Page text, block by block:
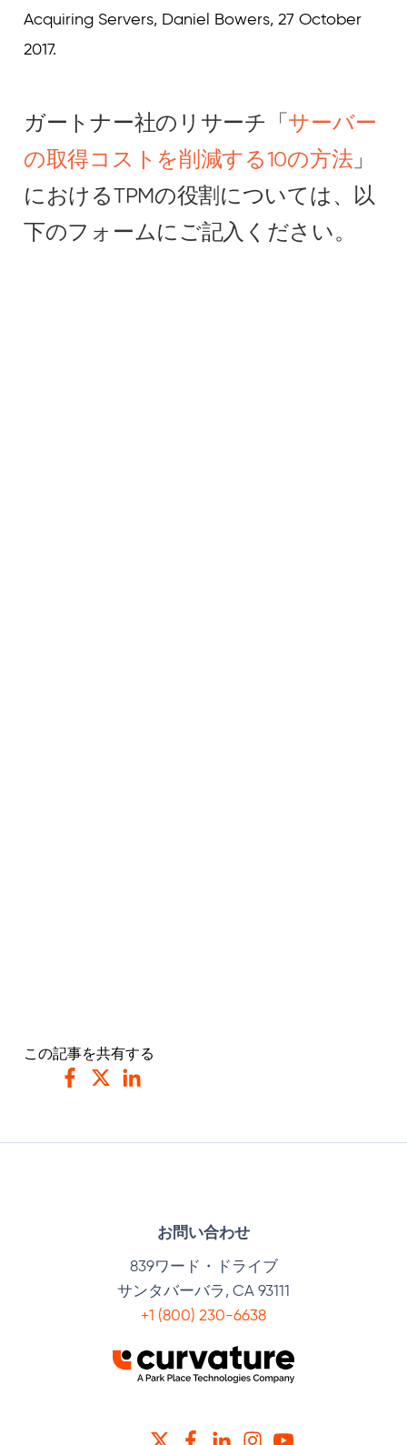
Acquiring Servers, Daniel Bowers, 27 October
2017.
ガートナー社のリサーチ「サーバー
の取得コストを削減する10の方法 」
におけるTPMの役割については、以
下のフォームにご記入ください。
この記事を共有する
お問い合わせ
839ワード・ドライブ
サンタバーバラ, CA 93111
+1 (800) 230-6638
ツイッター
フェイスブック
リンクトイン
インスタグラム
YOUTUBE